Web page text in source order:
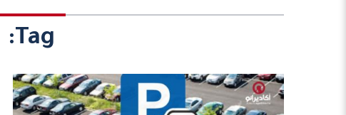
Tag: